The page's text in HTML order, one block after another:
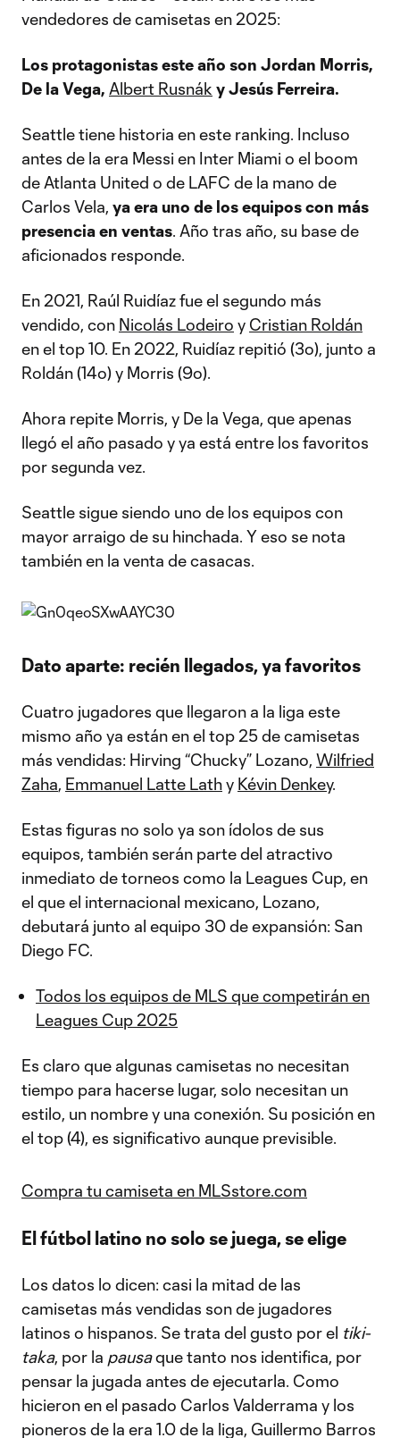
vendedores de camisetas en 2025:
Los protagonistas este año son Jordan Morris,
De la Vega, Albert Rusnák y Jesús Ferreira.
Seattle tiene historia en este ranking. Incluso
antes de la era Messi en Inter Miami o el boom
de Atlanta United o de LAFC de la mano de
Carlos Vela, ya era uno de los equipos con más
presencia en ventas. Año tras año, su base de
aficionados responde.
En 2021, Raúl Ruidíaz fue el segundo más
vendido, con Nicolás Lodeiro y Cristian Roldán
en el top 10. En 2022, Ruidíaz repitió (3º), junto a
Roldán (14º) y Morris (9º).
Ahora repite Morris, y De la Vega, que apenas
llegó el año pasado y ya está entre los favoritos
por segunda vez.
Seattle sigue siendo uno de los equipos con
mayor arraigo de su hinchada. Y eso se nota
también en la venta de casacas.
Dato aparte: recién llegados, ya favoritos
Cuatro jugadores que llegaron a la liga este
mismo año ya están en el top 25 de camisetas
más vendidas: Hirving “Chucky” Lozano, Wilfried
Zaha, Emmanuel Latte Lathy Kévin Denkey.
Estas figuras no solo ya son ídolos de sus
equipos, también serán parte del atractivo
inmediato de torneos como la Leagues Cup, en
el que el internacional mexicano, Lozano,
debutará junto al equipo 30 de expansión: San
Diego FC.
Todos los equipos de MLS que competirán en
Leagues Cup 2025
Es claro que algunas camisetas no necesitan
tiempo para hacerse lugar, solo necesitan un
estilo, un nombre y una conexión. Su posición en
el top (4), es significativo aunque previsible.
Compra tu camiseta en MLSstore.com
El fútbol latino no solo se juega, se elige
Los datos lo dicen: casi la mitad de las
camisetas más vendidas son de jugadores
latinos o hispanos. Se trata del gusto por el tiki-
taka, por la pausaque tanto nos identifica, por
pensar la jugada antes de ejecutarla. Como
hicieron en el pasado Carlos Valderrama y los
pioneros de la era 1.0 de la liga, Guillermo Barros